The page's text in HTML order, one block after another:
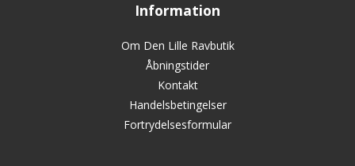
Information
Om Den Lille Ravbutik
Åbningstider
Kontakt
Handelsbetingelser
Fortrydelsesformular